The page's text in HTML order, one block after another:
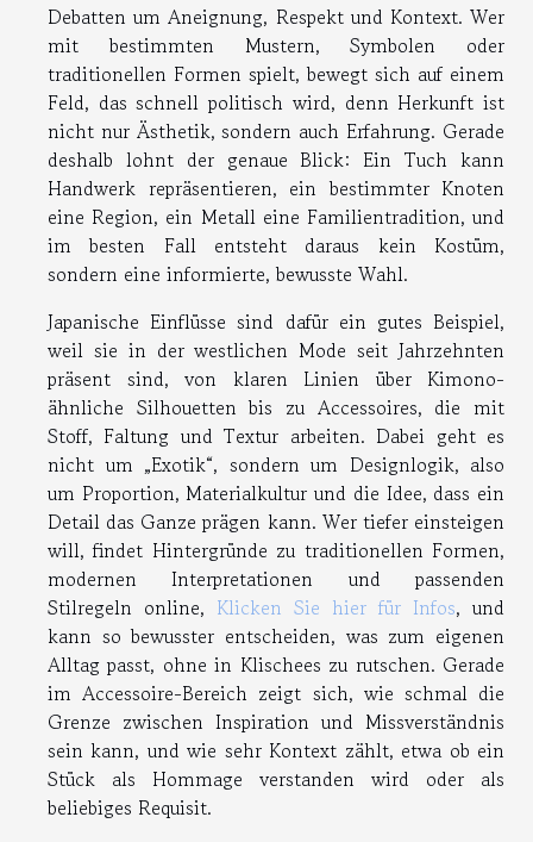
Debatten um Aneignung, Respekt und Kontext. Wer
mit bestimmten Mustern, Symbolen oder
traditionellen Formen spielt, bewegt sich auf einem
Feld, das schnell politisch wird, denn Herkunft ist
nicht nur Ästhetik, sondern auch Erfahrung. Gerade
deshalb lohnt der genaue Blick: Ein Tuch kann
Handwerk repräsentieren, ein bestimmter Knoten
eine Region, ein Metall eine Familientradition, und
im besten Fall entsteht daraus kein Kostüm,
sondern eine informierte, bewusste Wahl.
Japanische Einflüsse sind dafür ein gutes Beispiel,
weil sie in der westlichen Mode seit Jahrzehnten
präsent sind, von klaren Linien über Kimono-
ähnliche Silhouetten bis zu Accessoires, die mit
Stoff, Faltung und Textur arbeiten. Dabei geht es
nicht um „Exotik“, sondern um Designlogik, also
um Proportion, Materialkultur und die Idee, dass ein
Detail das Ganze prägen kann. Wer tiefer einsteigen
will, findet Hintergründe zu traditionellen Formen,
modernen Interpretationen und passenden
Stilregeln online, Klicken Sie hier für Infos, und
kann so bewusster entscheiden, was zum eigenen
Alltag passt, ohne in Klischees zu rutschen. Gerade
im Accessoire-Bereich zeigt sich, wie schmal die
Grenze zwischen Inspiration und Missverständnis
sein kann, und wie sehr Kontext zählt, etwa ob ein
Stück als Hommage verstanden wird oder als
beliebiges Requisit.